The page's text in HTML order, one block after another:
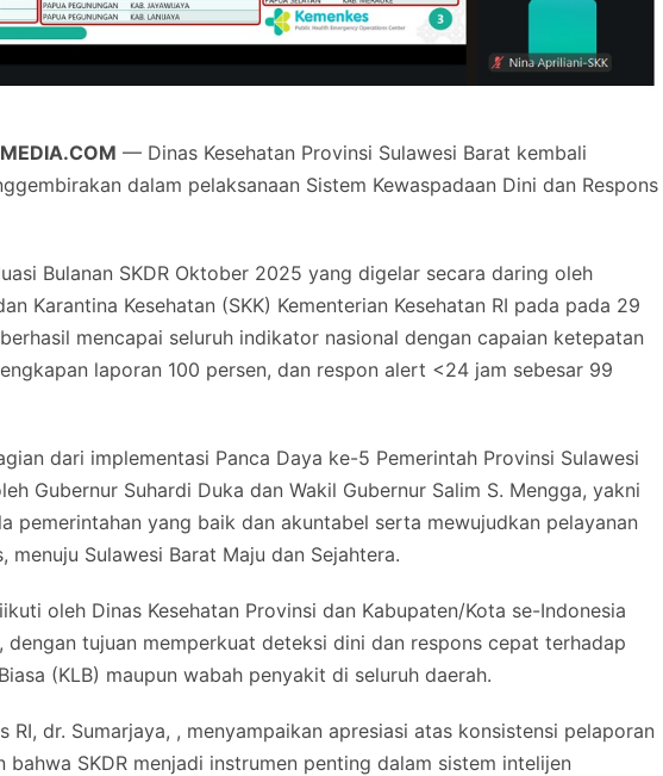
— Dinas Kesehatan Provinsi Sulawesi Barat kembali
dalam pelaksanaan Sistem Kewaspadaan Dini dan Respons
Bulanan SKDR Oktober 2025 yang digelar secara daring oleh
Karantina Kesehatan (SKK) Kementerian Kesehatan RI pada pada 29
mencapai seluruh indikator nasional dengan capaian ketepatan
laporan 100 persen, dan respon alert <24 jam sebesar 99
dari implementasi Panca Daya ke-5 Pemerintah Provinsi Sulawesi
Gubernur Suhardi Duka dan Wakil Gubernur Salim S. Mengga, yakni
pemerintahan yang baik dan akuntabel serta mewujudkan pelayanan
menuju Sulawesi Barat Maju dan Sejahtera.
oleh Dinas Kesehatan Provinsi dan Kabupaten/Kota se-Indonesia
dengan tujuan memperkuat deteksi dini dan respons cepat terhadap
(KLB) maupun wabah penyakit di seluruh daerah.
RI, dr. Sumarjaya, , menyampaikan apresiasi atas konsistensi pelaporan
bahwa SKDR menjadi instrumen penting dalam sistem intelijen